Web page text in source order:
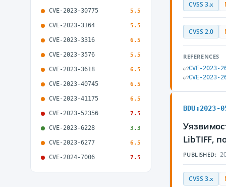
CVE-2023-30775 5.5
CVE-2023-3164 5.5
CVE-2023-3316 6.5
CVE-2023-3576 5.5
CVE-2023-3618 6.5
CVE-2023-40745 6.5
CVE-2023-41175 6.5
CVE-2023-52356 7.5
CVE-2023-6228 3.3
CVE-2023-6277 6.5
CVE-2024-7006 7.5
CVSS 3.x
CVSS 2.0
REFERENCES
CVE-2023-
CVE-2023-
BDU:2023-
LibTIFF,
PUBLISHED:
CVSS 3.x